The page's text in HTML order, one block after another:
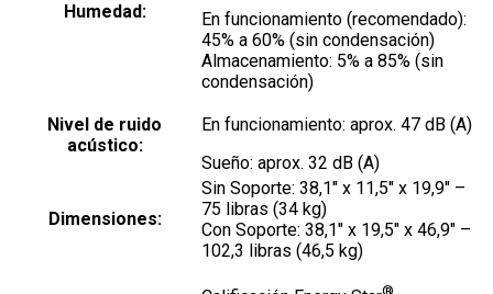
Humedad:
En funcionamiento (recomendado):
45% a 60% (sin condensación)
Almacenamiento: 5% a 85% (sin
condensación)
Nivel de ruido
acústico:
En funcionamiento: aprox. 47 dB (A)
Sueño: aprox. 32 dB (A)
Dimensiones:
Sin Soporte: 38,1″ x 11,5″ x 19,9″ –
75 libras (34 kg)
Con Soporte: 38,1″ x 19,5″ x 46,9″ –
102,3 libras (46,5 kg)